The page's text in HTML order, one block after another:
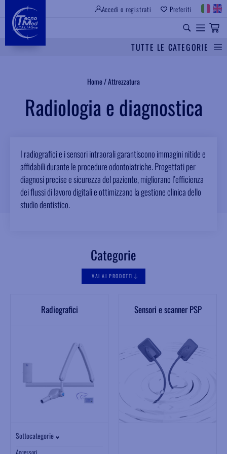
Accedi o registrati Preferiti
TUTTE LE CATEGORIE
Home/Attrezzatura
Radiologia e diagnostica
I radiografici e i sensori intraorali garantiscono immagini nitide e
affidabili durante le procedure odontoiatriche. Progettati per
diagnosi precise e sicurezza del paziente, migliorano l’efficienza
dei flussi di lavoro digitali e ottimizzano la gestione clinica dello
studio dentistico.
Categorie
VAI AI PRODOTTI
Radiografici
Sottocategorie
Sensori e scanner PSP